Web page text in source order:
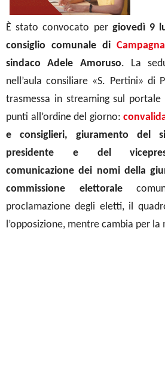
È stato convocato pergiovedì 9
consiglio comunale di Campagna
sindaco Adele Amoruso. La
nell’aula consiliare «S. Pertini» di
trasmessa in streaming sul portale
punti all’ordine del giorno:
e consiglieri, giuramento del
presidente e del
comunicazione dei nomi della
commissione elettorale
proclamazione degli eletti, il
l’opposizione, mentre cambia per la